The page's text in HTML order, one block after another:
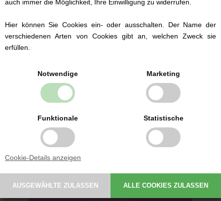
auch immer die Möglichkeit, Ihre Einwilligung zu widerrufen.
Hier können Sie Cookies ein- oder ausschalten. Der Name der
verschiedenen Arten von Cookies gibt an, welchen Zweck sie
erfüllen.
Notwendige Marketing
Funktionale Statistische
Cookie-Details anzeigen
Cotton, Shark